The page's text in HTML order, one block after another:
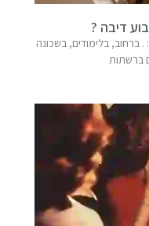
דיבה ?
ברחוב, בלימודים, בשכונה
ברשתות